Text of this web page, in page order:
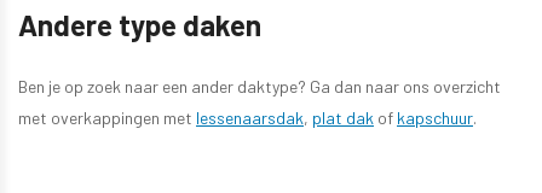
Andere type daken
Ben je op zoek naar een ander daktype? Ga dan naar ons overzicht
met overkappingen met lessenaarsdak, plat dak of kapschuur.